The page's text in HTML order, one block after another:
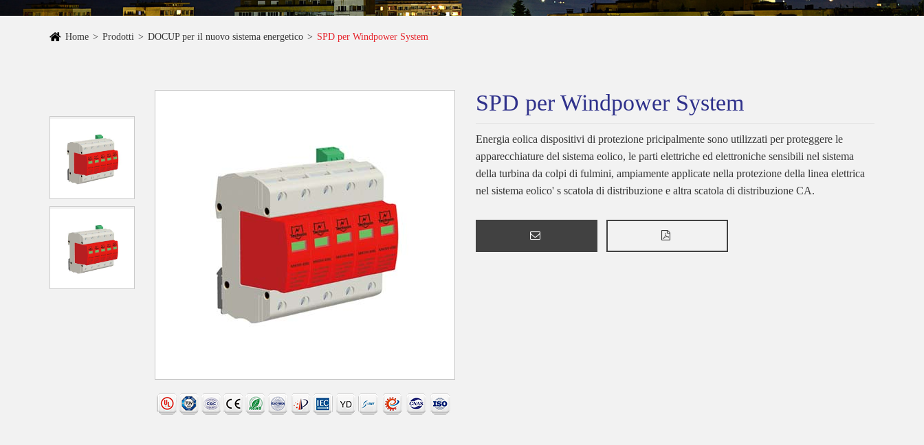
Home Prodotti DOCUP per il nuovo sistema energetico SPD per Windpower System
SPD per Windpower System
Energia eolica dispositivi di protezione pricipalmente sono utilizzati per proteggere le
apparecchiature del sistema eolico, le parti elettriche ed elettroniche sensibili nel sistema
della turbina da colpi di fulmini, ampiamente applicate nella protezione della linea elettrica
nel sistema eolico' s scatola di distribuzione e altra scatola di distribuzione CA.